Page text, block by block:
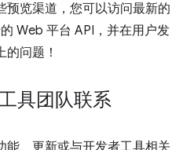
预览渠道，您可以访问最新的
Web 平台 API，并在用户发
问题！
具团队联系